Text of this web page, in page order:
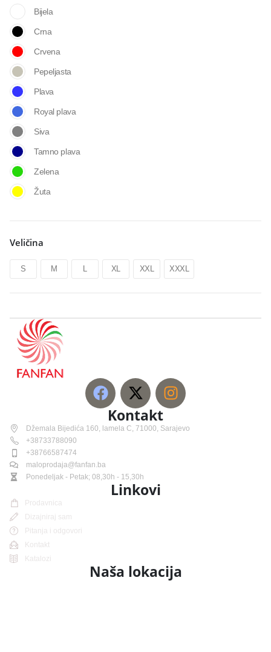
Bijela
Crna
Crvena
Pepeljasta
Plava
Royal plava
Siva
Tamno plava
Zelena
Žuta
Veličina
S M L XL XXL XXXL
Kontakt
Džemala Bijedića 160, lamela C, 71000, Sarajevo
+38733788090
+38766587474
maloprodaja@fanfan.ba
Ponedeljak - Petak; 08,30h - 15,30h
Linkovi
Prodavnica
Dizajniraj sam
Pitanja i odgovori
Kontakt
Katalozi
Naša lokacija